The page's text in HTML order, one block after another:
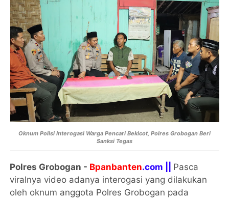
Oknum Polisi Interogasi Warga Pencari Bekicot, Polres Grobogan Beri
Sanksi Tegas
Polres Grobogan - Bpanbanten.com || Pasca
viralnya video adanya interogasi yang dilakukan
oleh oknum anggota Polres Grobogan pada